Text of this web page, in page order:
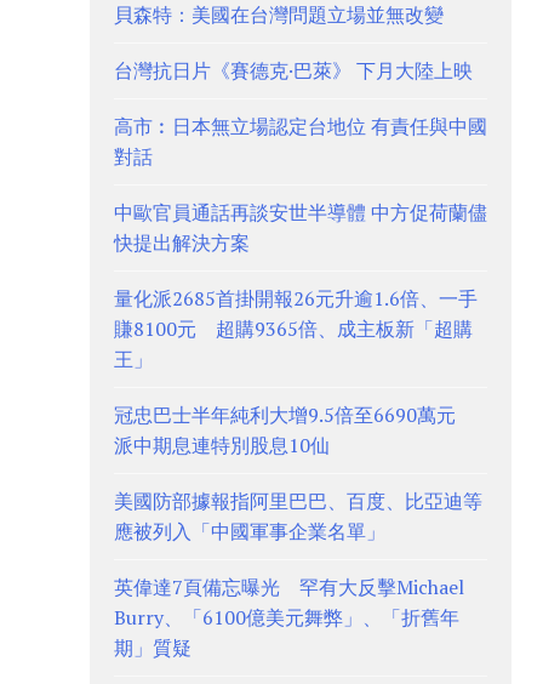
貝森特：美國在台灣問題立場並無改變
台灣抗日片《賽德克·巴萊》 下月大陸上映
高市︰日本無立場認定台地位 有責任與中國
對話
中歐官員通話再談安世半導體 中方促荷蘭儘
快提出解決方案
量化派2685首掛開報26元升逾1.6倍、一手
賺8100元 超購9365倍、成主板新「超購
王」
冠忠巴士半年純利大增9.5倍至6690萬元
派中期息連特別股息10仙
美國防部據報指阿里巴巴、百度、比亞迪等
應被列入「中國軍事企業名單」
英偉達7頁備忘曝光 罕有大反擊Michael
Burry、「6100億美元舞弊」、「折舊年
期」質疑